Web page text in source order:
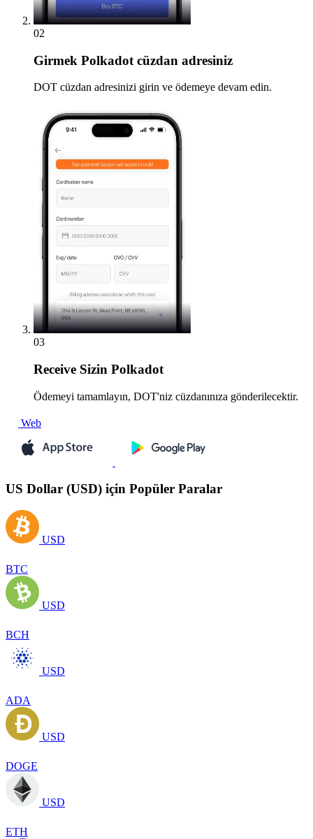
02
Girmek Polkadot cüzdan adresiniz
DOT cüzdan adresinizi girin ve ödemeye devam edin.
03
Receive Sizin Polkadot
Ödemeyi tamamlayın, DOT'niz cüzdanınıza gönderilecektir.
Web
US Dollar (USD) için Popüler Paralar
USD
BTC
USD
BCH
USD
ADA
USD
DOGE
USD
ETH